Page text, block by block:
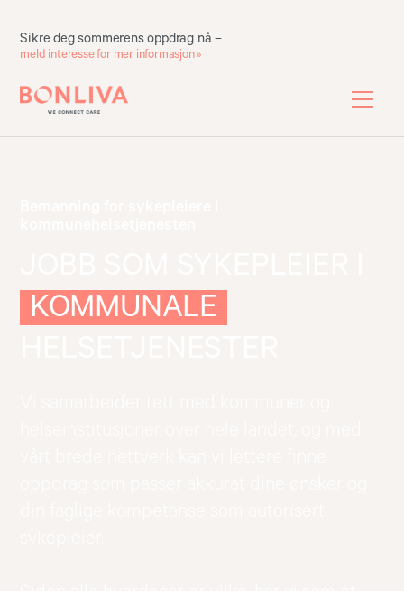
Sikre deg sommerens oppdrag nå –
meld interesse for mer informasjon »
KOMMUNALE